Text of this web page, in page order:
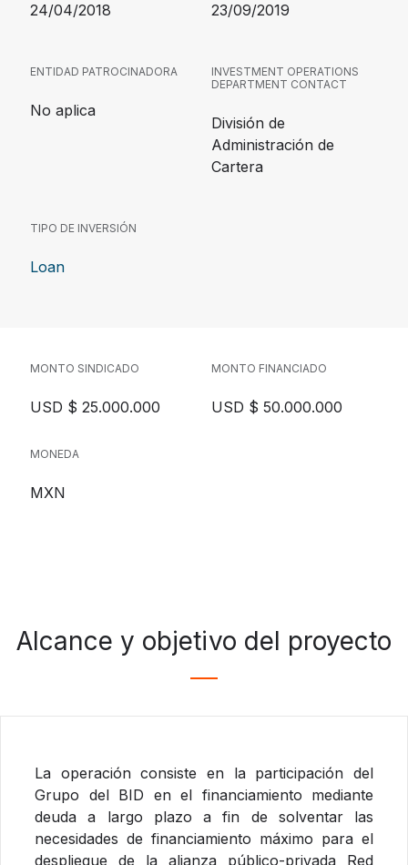
24/04/2018 23/09/2019
ENTIDAD PATROCINADORA
No aplica
INVESTMENT OPERATIONS
DEPARTMENT CONTACT
División de
Administración de
Cartera
TIPO DE INVERSIÓN
Loan
MONTO SINDICADO
USD $ 25.000.000
MONTO FINANCIADO
USD $ 50.000.000
MONEDA
MXN
Alcance y objetivo del proyecto
La operación consiste en la participación del
Grupo del BID en el financiamiento mediante
deuda a largo plazo a fin de solventar las
necesidades de financiamiento máximo para el
despliegue de la alianza público-privada Red